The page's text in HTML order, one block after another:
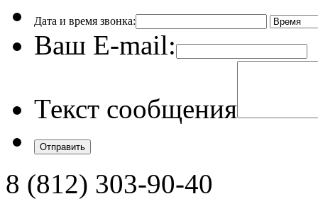
Дата и время звонка:
Ваш E-mail:
Текст сообщения
8 (812) 303-90-40